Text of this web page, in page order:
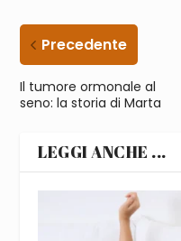
Precedente
Il tumore ormonale al
seno: la storia di Marta
LEGGI ANCHE ...